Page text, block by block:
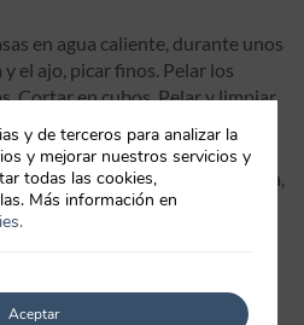
en agua caliente, durante unos
el ajo, picar finos. Pelar los
Cortar en cubos. Pelar y limpiar
finas.
amplia con el aceite de oliva,
la cebolla, el ajo y el tomate en
en cuando para que no se
blando, añadir el bacalao y
lado. Retirar a una fuente,
piezas.
y de terceros para analizar la
y mejorar nuestros servicios y
todas las cookies,
Más información en
Aceptar